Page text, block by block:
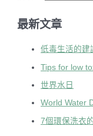
最新文章
低毒生活的建
Tips for low
世界水日
World Water
7個環保洗衣